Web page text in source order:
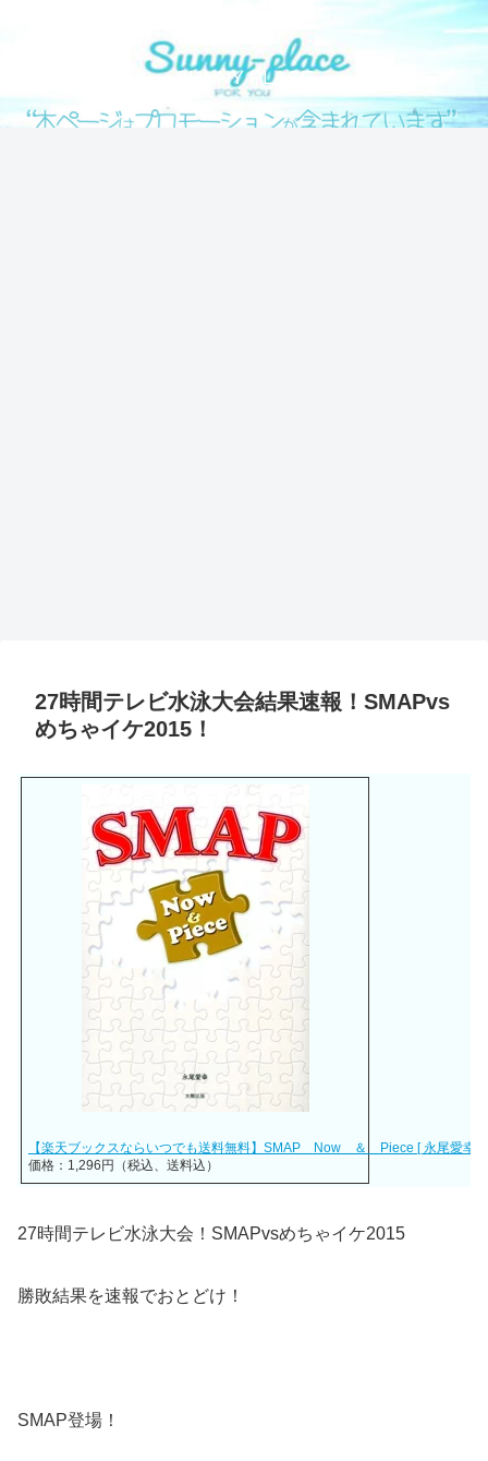
SUNNY PLACE
27時間テレビ水泳大会結果速報！SMAPvs
めちゃイケ2015！
【楽天ブックスならいつでも送料無料】SMAP Now ＆ Piece [ 永尾愛幸 ]
価格：1,296円（税込、送料込）
27時間テレビ水泳大会！SMAPvsめちゃイケ2015
勝敗結果を速報でおとどけ！
SMAP登場！